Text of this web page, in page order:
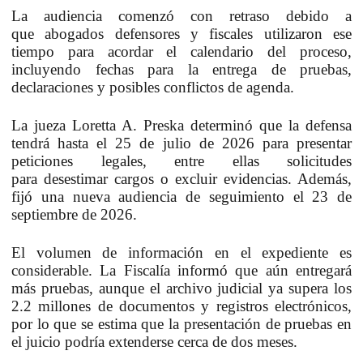
La audiencia comenzó con retraso debido a
queabogados defensores y fiscales utilizaron ese
tiempo para acordar el calendario del proceso,
incluyendo fechas para la entrega de pruebas,
declaraciones y posibles conflictos de agenda.
La jueza Loretta A. Preska determinó que la defensa
tendráhasta el 25 de julio de 2026 para presentar
peticiones legales, entre ellas solicitudes
para desestimar cargos o excluir evidencias. Además,
fijó una nueva audiencia de seguimiento el 23 de
septiembre de 2026.
El volumen de información en el expediente es
considerable.La Fiscalía informó que aún entregará
más pruebas, aunque el archivo judicialya supera los
2.2 millones de documentos y registros electrónicos,
por lo que se estima quela presentación de pruebas en
el juicio podría extenderse cerca de dos meses.